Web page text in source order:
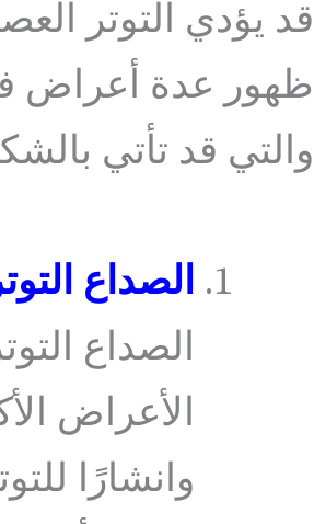
قد يؤدي التوتر
ظهور عدة أعراض
والتي قد تأتي
الصداع
الصداع
الأعراض
وانشارًا